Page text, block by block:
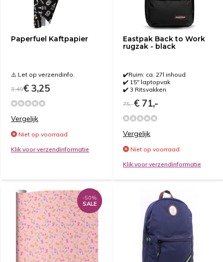
Paperfuel Kaftpapier
⚠️ Let op verzendinfo.
3,49€ 3,25
Vergelijk
Niet op voorraad
Klik voor verzendinformatie
Eastpak Back to Work
rugzak - black
✔️Ruim: ca. 27l inhoud
✔️ 15" laptopvak
✔️ 3 Ritsvakken
75,-€ 71,-
Vergelijk
Niet op voorraad
Klik voor verzendinformatie
-50%
SALE
-50%
SALE